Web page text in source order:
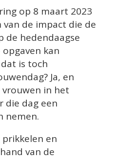
op 8 maart 2023
de impact die de
de hedendaagse
kan
is toch
Ja, en
in het
die dag een
nemen.
en
van de